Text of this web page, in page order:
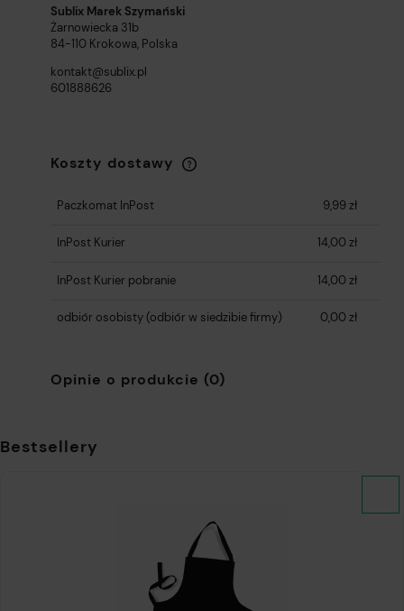
Sublix Marek Szymański
Żarnowiecka 31b
84-110 Krokowa, Polska
kontakt@sublix.pl
601888626
Koszty dostawy
Cena nie zawiera ewentualnych kosztów
Paczkomat InPost
9,99 zł
InPost Kurier 14,00 zł
InPost Kurier pobranie 14,00 zł
odbiór osobisty(odbiór w siedzibie firmy) 0,00 zł
Opinie o produkcie (0)
Bestsellery